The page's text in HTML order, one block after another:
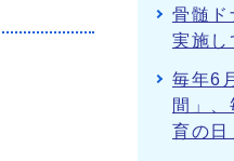
骨髄ド
実施し
毎年6
間」
育の日